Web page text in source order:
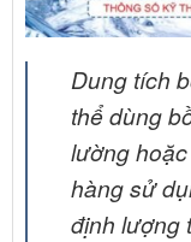
Dung tích
thể dùng
lường
hàng sử
định lượng